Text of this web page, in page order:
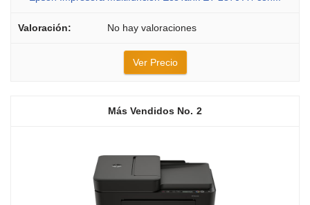
No hay valoraciones
Ver Precio
2